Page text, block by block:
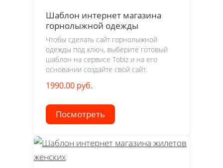
Шаблон интернет магазина
горнолыжной одежды
Чтобы сделать сайт горнолыжной
одежды под ключ, выберите готовый
шаблон на сервисе Tobiz и на его
основании создайте свой сайт.
1990.00 руб.
Посмотреть